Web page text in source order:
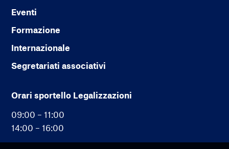
Eventi
Formazione
Internazionale
Segretariati associativi
Orari sportello Legalizzazioni
09:00 – 11:00
14:00 – 16:00